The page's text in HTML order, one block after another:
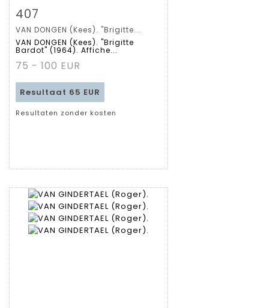
Gedetailleerde
fiche
407
VAN DONGEN (Kees). "Brigitte...
VAN DONGEN (Kees). "Brigitte
Bardot" (1964). Affiche...
75 - 100 EUR
Resultaat 65 EUR
Resultaten zonder kosten